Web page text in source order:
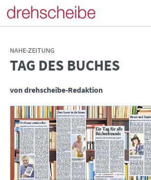
NAHE-ZEITUNG
:TAG DES BUCHES
von drehscheibe-Redaktion